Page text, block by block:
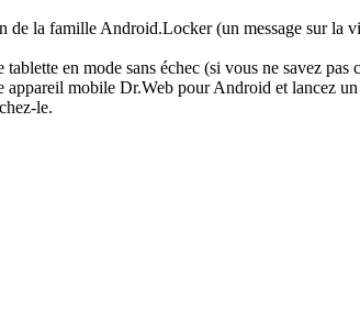
de la famille Android.Locker (un message sur
en mode sans échec (si vous ne savez
appareil mobile Dr.Web pour Android et lancez
le.